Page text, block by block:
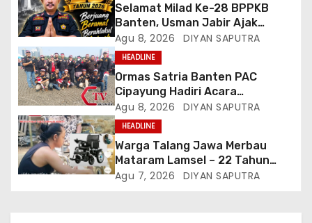
Selamat Milad Ke-28 BPPKB
Banten, Usman Jabir Ajak
Perkuat Solidaritas Dan
Kebersamaan
Agu 8, 2026 DIYAN SAPUTRA
HEADLINE
Ormas Satria Banten PAC
Cipayung Hadiri Acara
Menjelang HUT Ke-81
Kemerdekaan RI Di Silang Monas
Agu 8, 2026 DIYAN SAPUTRA
HEADLINE
Warga Talang Jawa Merbau
Mataram Lamsel – 22 Tahun
Lumpuh Vina Agustina Viral Di
Agu 7, 2026 DIYAN SAPUTRA